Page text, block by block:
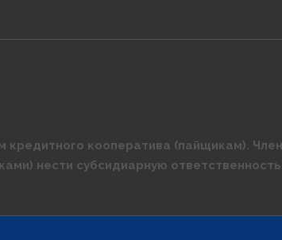
кооператива (пайщикам).
нести субсидиарную